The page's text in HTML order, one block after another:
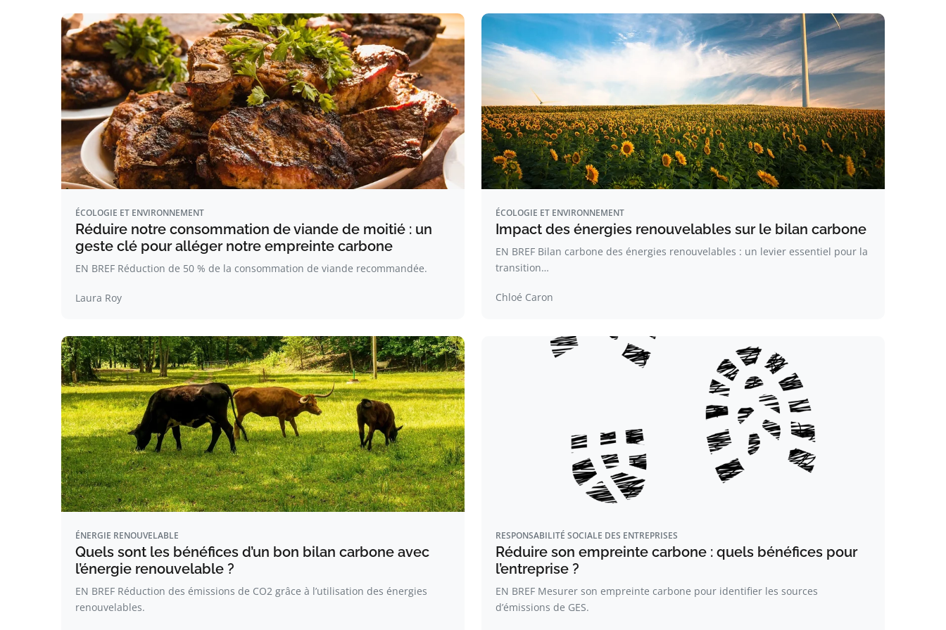
ÉCOLOGIE ET ENVIRONNEMENT
Réduire notre consommation de viande de moitié : un
geste clé pour alléger notre empreinte carbone
EN BREF Réduction de 50 % de la consommation de viande recommandée.
Laura Roy
ÉCOLOGIE ET ENVIRONNEMENT
Impact des énergies renouvelables sur le bilan carbone
EN BREF Bilan carbone des énergies renouvelables : un levier essentiel pour la
transition…
Chloé Caron
ÉNERGIE RENOUVELABLE
Quels sont les bénéfices d’un bon bilan carbone avec
l’énergie renouvelable ?
EN BREF Réduction des émissions de CO2 grâce à l’utilisation des énergies
renouvelables.
RESPONSABILITÉ SOCIALE DES ENTREPRISES
Réduire son empreinte carbone : quels bénéfices pour
l’entreprise ?
EN BREF Mesurer son empreinte carbone pour identifier les sources
d’émissions de GES.